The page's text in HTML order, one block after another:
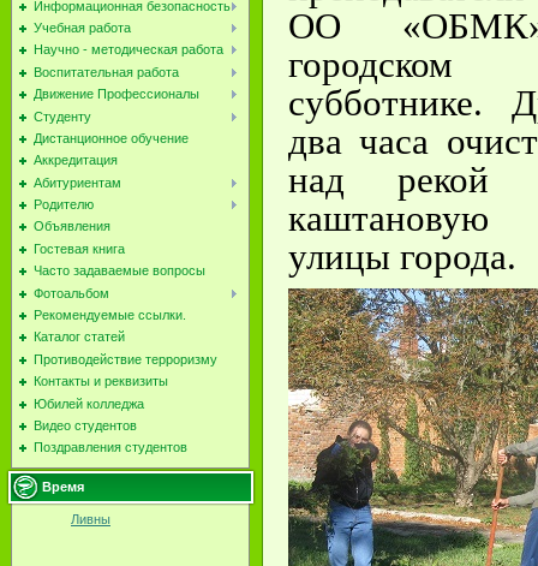
Информационная безопасность
Учебная работа
Научно - методическая работа
Воспитательная работа
Движение Профессионалы
Студенту
Дистанционное обучение
Аккредитация
Абитуриентам
Родителю
Объявления
Гостевая книга
Часто задаваемые вопросы
Фотоальбом
Рекомендуемые ссылки.
Каталог статей
Противодействие терроризму
Контакты и реквизиты
Юбилей колледжа
Видео студентов
Поздравления студентов
Время
Ливны
ОО
субботнике.
два часа
над рекой
каштановую
улицы города.